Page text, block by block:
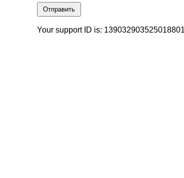
Отправить
Your support ID is: